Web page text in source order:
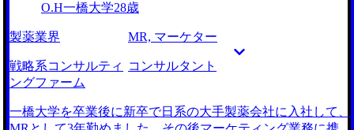
O.H一橋大学28歳
製薬業界 MR, マーケター
戦略系コンサルティ
ングファーム
コンサルタント
一橋大学を卒業後に新卒で日系の大手製薬会社に入社して、